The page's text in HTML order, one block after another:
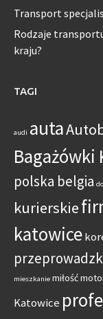
Transport
Rodzaje
kraju?
TAGI
audi auta
Bagażówki
polska belgia
kurierskie
katowice
mieszkanie miłość
Katowice